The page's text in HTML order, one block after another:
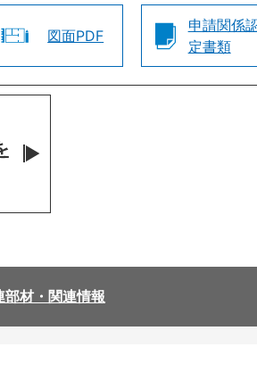
図面PDF
申請関係
定書類
部材・関連情報